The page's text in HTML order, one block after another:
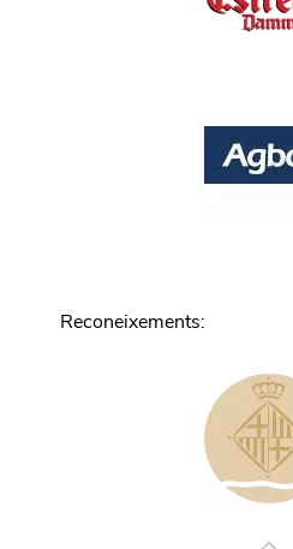
Reconeixements: